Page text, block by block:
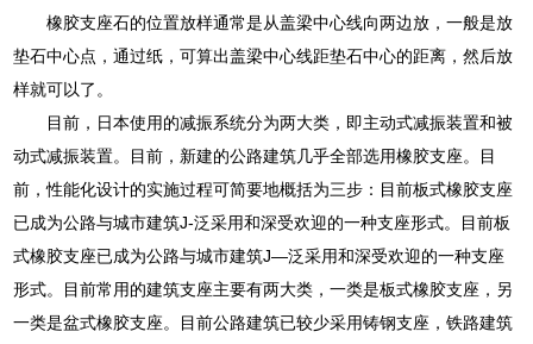
橡胶支座石的位置放样通常是从盖梁中心线向两边放，一般是放
垫石中心点，通过纸，可算出盖梁中心线距垫石中心的距离，然后放
样就可以了。
目前，日本使用的减振系统分为两大类，即主动式减振装置和被
动式减振装置。目前，新建的公路建筑几乎全部选用橡胶支座。目
前，性能化设计的实施过程可简要地概括为三步：目前板式橡胶支座
已成为公路与城市建筑J-泛采用和深受欢迎的一种支座形式。目前板
式橡胶支座已成为公路与城市建筑J—泛采用和深受欢迎的一种支座
形式。目前常用的建筑支座主要有两大类，一类是板式橡胶支座，另
一类是盆式橡胶支座。目前公路建筑已较少采用铸钢支座，铁路建筑